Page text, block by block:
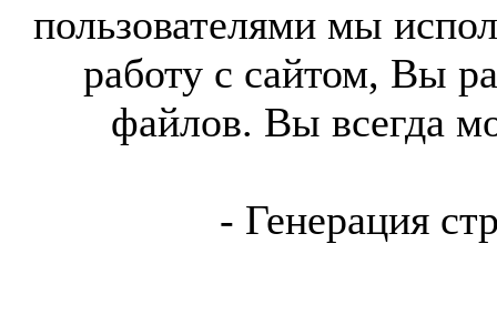
пользователями мы
работу с сайтом, Вы
файлов. Вы всегда
- Генерация